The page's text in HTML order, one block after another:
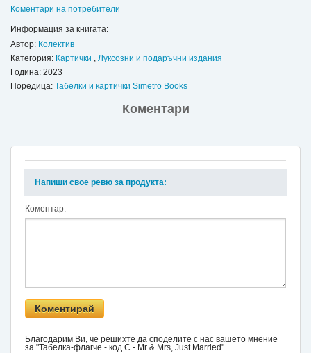
Коментари на потребители
Информация за книгата:
Автор: Колектив
Категория: Картички
Луксозни и подаръчни издания
Година: 2023
Поредица: Табелки и картички Simetro Books
Коментари
Напиши свое ревю за продукта:
Коментар:
Благодарим Ви, че решихте да споделите с нас вашето мнение
за "Табелка-флагче - код C - Mr & Mrs, Just Married".